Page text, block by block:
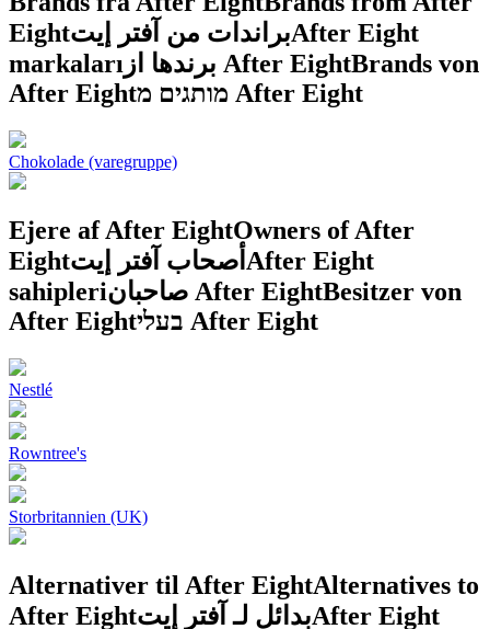
Eightبراندات من آفتر إيتAfter Eight
markaları
برندها از After EightBrands von
After Eight
מותגים מ After Eight
Chokolade (varegruppe)
Ejere af After EightOwners of After
Eightأصحاب آفتر إيت After Eight
sahipleri
صاحبان After EightBesitzer von
After Eight
בעלי After Eight
Nestlé
Rowntree's
Storbritannien (UK)
Alternativer til After EightAlternatives to
After Eightبدائل لـ آفتر إيتAfter Eight